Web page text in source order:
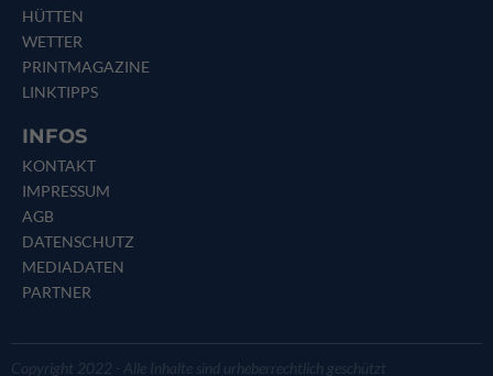
HÜTTEN
WETTER
PRINTMAGAZINE
LINKTIPPS
INFOS
KONTAKT
IMPRESSUM
AGB
DATENSCHUTZ
MEDIADATEN
PARTNER
Copyright 2022 - Alle Inhalte sind urheberrechtlich geschützt